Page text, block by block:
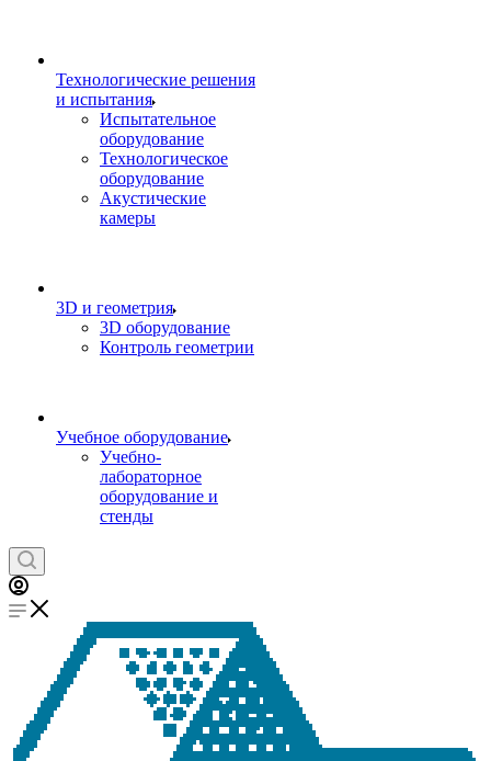
Технологические решения
и испытания
Испытательное
оборудование
Технологическое
оборудование
Акустические
камеры
3D и геометрия
3D оборудование
Контроль геометрии
Учебное оборудование
Учебно-
лабораторное
оборудование и
стенды